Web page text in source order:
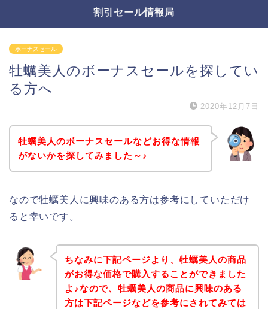
割引セール情報局
ボーナスセール
牡蠣美人のボーナスセールを探してい
る方へ
2020年12月7日
牡蠣美人のボーナスセールなどお得な情報
がないかを探してみました～♪
なので牡蠣美人に興味のある方は参考にしていただけ
ると幸いです。
ちなみに下記ページより、牡蠣美人の商品
がお得な価格で購入することができました
よ♪なので、牡蠣美人の商品に興味のある
方は下記ページなどを参考にされてみては